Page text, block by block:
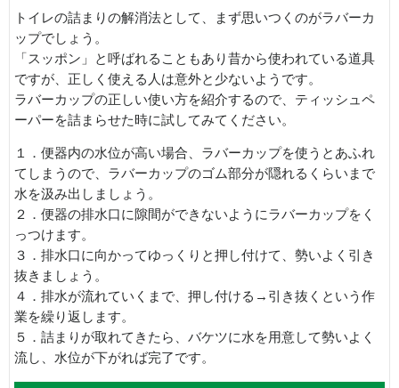
トイレの詰まりの解消法として、まず思いつくのがラバーカ
ップでしょう。
「スッポン」と呼ばれることもあり昔から使われている道具
ですが、正しく使える人は意外と少ないようです。
ラバーカップの正しい使い方を紹介するので、ティッシュペ
ーパーを詰まらせた時に試してみてください。
１．便器内の水位が高い場合、ラバーカップを使うとあふれ
てしまうので、ラバーカップのゴム部分が隠れるくらいまで
水を汲み出しましょう。
２．便器の排水口に隙間ができないようにラバーカップをく
っつけます。
３．排水口に向かってゆっくりと押し付けて、勢いよく引き
抜きましょう。
４．排水が流れていくまで、押し付ける→引き抜くという作
業を繰り返します。
５．詰まりが取れてきたら、バケツに水を用意して勢いよく
流し、水位が下がれば完了です。